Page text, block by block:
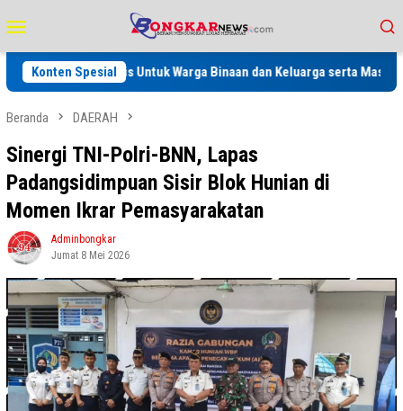
ke
kontenMobile
Konten Spesial
Gratis Untuk Warga Binaan dan Keluarga serta Masyarakat
Beranda DAERAH
Sinergi TNI-Polri-BNN, Lapas
Padangsidimpuan Sisir Blok Hunian di
Momen Ikrar Pemasyarakatan
Adminbongkar
Jumat 8 Mei 2026